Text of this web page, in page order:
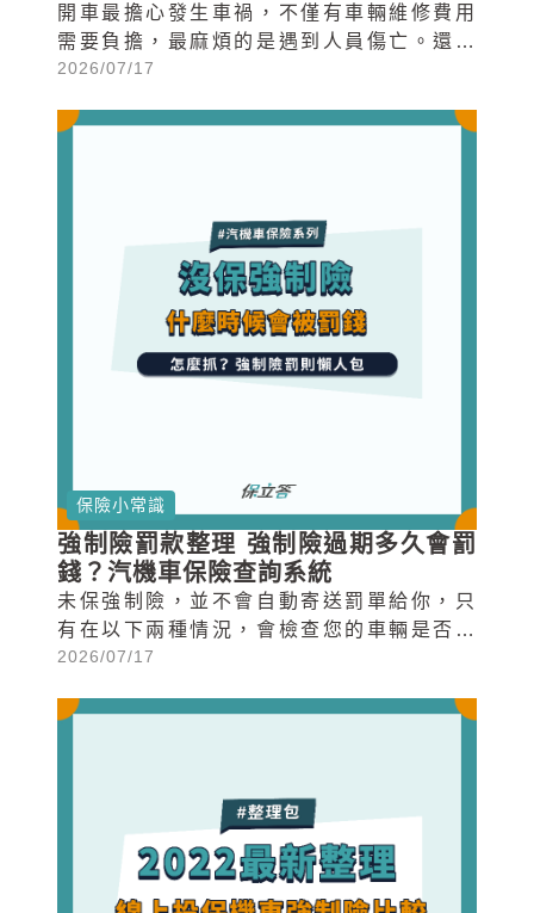
開車最擔心發生車禍，不僅有車輛維修費用
需要負擔，最麻煩的是遇到人員傷亡。還好
政府規定每輛車都必須投保強制險，可以負
險，應該向誰求償...
2026/07/17
保險小常識
強制險罰款整理 強制險過期多久會罰
錢？汽機車保險查詢系統
未保強制險，並不會自動寄送罰單給你，只
有在以下兩種情況，會檢查您的車輛是否投
保強制險，若經查驗...
2026/07/17